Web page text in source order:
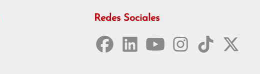
Redes Sociales